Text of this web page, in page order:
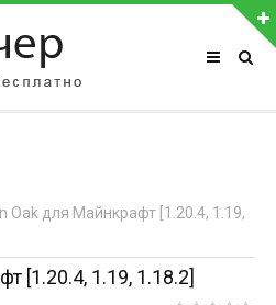
Регистрация
Oak для Майнкрафт [1.20.4, 1.19,
[1.20.4, 1.19, 1.18.2]